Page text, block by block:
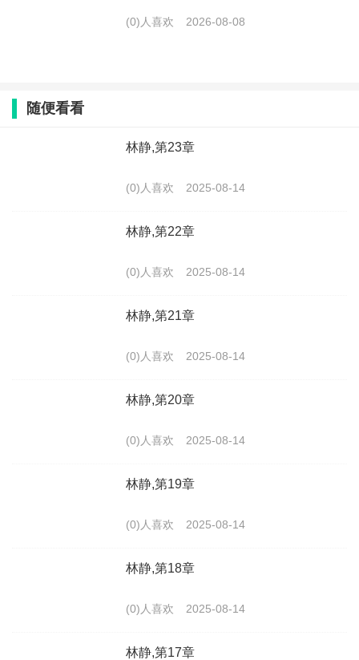
(0)人喜欢 2026-08-08
随便看看
林静,第23章
(0)人喜欢 2025-08-14
林静,第22章
(0)人喜欢 2025-08-14
林静,第21章
(0)人喜欢 2025-08-14
林静,第20章
(0)人喜欢 2025-08-14
林静,第19章
(0)人喜欢 2025-08-14
林静,第18章
(0)人喜欢 2025-08-14
林静,第17章